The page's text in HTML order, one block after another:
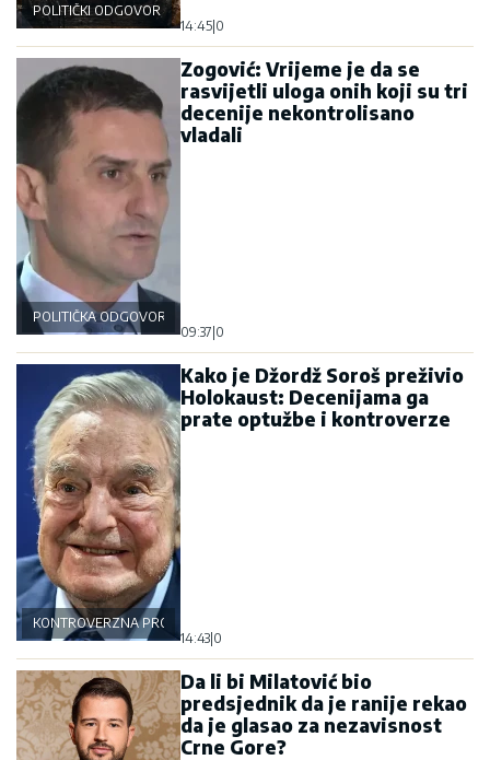
POLITIČKI ODGOVOR
14:45 0
POLITIČKA ODGOVORNOST
Zogović: Vrijeme je da se
rasvijetli uloga onih koji su tri
decenije nekontrolisano
vladali
09:37 0
KONTROVERZNA PROŠLOST
Kako je Džordž Soroš preživio
Holokaust: Decenijama ga
prate optužbe i kontroverze
14:43 0
Da li bi Milatović bio
predsjednik da je ranije rekao
da je glasao za nezavisnost
Crne Gore?